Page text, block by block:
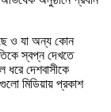
ও যা অন্য কোন
স্বপ্ন দেখতে
ধরে দেশবাসীকে
মিডিয়ায় প্রকাশ